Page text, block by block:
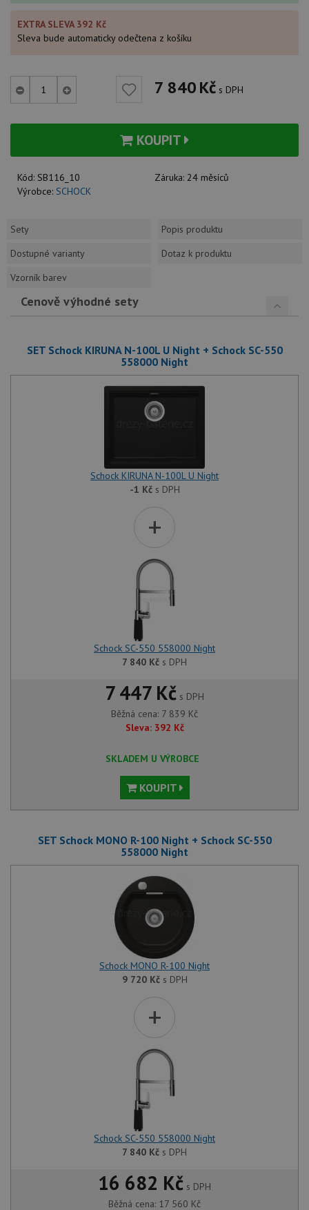
EXTRA SLEVA 392 Kč
Sleva bude automaticky odečtena z košíku
7 840Kč s DPH
KOUPIT
Kód: SB116_10 Záruka: 24 měsíců
Výrobce: SCHOCK
Sety
Popis produktu
Dostupné varianty
Dotaz k produktu
Vzorník barev
Cenově výhodné sety
SET Schock KIRUNA N-100L U Night + Schock SC-550
558000 Night
Schock KIRUNA N-100L U Night
-1 Kčs DPH
+
Schock SC-550 558000 Night
7 840 Kč s DPH
7 447 Kč s DPH
Běžná cena: 7 839 Kč
Sleva: 392 Kč
SKLADEM U VÝROBCE
KOUPIT
SET Schock MONO R-100 Night + Schock SC-550
558000 Night
Schock MONO R-100 Night
9 720 Kčs DPH
+
Schock SC-550 558000 Night
7 840 Kč s DPH
16 682 Kč s DPH
Běžná cena: 17 560 Kč